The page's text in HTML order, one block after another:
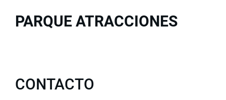
PARQUE ATRACCIONES
CONTACTO